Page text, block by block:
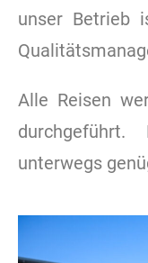
unser Betrieb
Alle Reisen
unterwegs